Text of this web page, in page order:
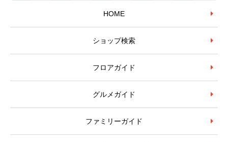
HOME
ショップ検索
フロアガイド
グルメガイド
ファミリーガイド